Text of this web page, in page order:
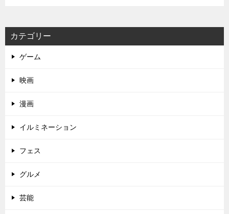
カテゴリー
ゲーム
映画
漫画
イルミネーション
フェス
グルメ
芸能